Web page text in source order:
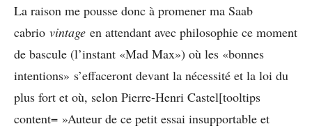
La raison me pousse donc à promener ma Saab
cabrio vintage en attendant avec philosophie ce moment
de bascule (l’instant «Mad Max») où les «bonnes
intentions» s’effaceront devant la nécessité et la loi du
plus fort et où, selon Pierre-Henri Castel[tooltips
content= »Auteur de ce petit essai insupportable et